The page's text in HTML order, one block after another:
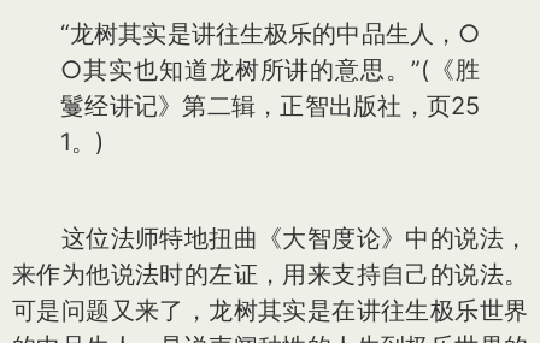
“龙树其实是讲往生极乐的中品生人，○
○其实也知道龙树所讲的意思。”(《胜
鬘经讲记》第二辑，正智出版社，页25
1。)
这位法师特地扭曲《大智度论》中的说法，
来作为他说法时的左证，用来支持自己的说法。
可是问题又来了，龙树其实是在讲往生极乐世界